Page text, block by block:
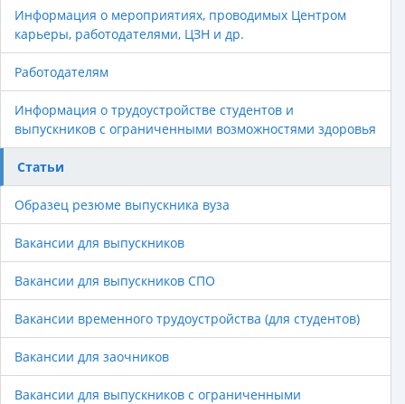
Информация о мероприятиях, проводимых Центром
карьеры, работодателями, ЦЗН и др.
Работодателям
Информация о трудоустройстве студентов и
выпускников с ограниченными возможностями здоровья
Статьи
Образец резюме выпускника вуза
Вакансии для выпускников
Вакансии для выпускников СПО
Вакансии временного трудоустройства (для студентов)
Вакансии для заочников
Вакансии для выпускников с ограниченными